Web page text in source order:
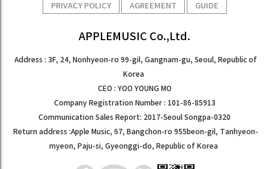
PRIVACY POLICY AGREEMENT GUIDE
APPLEMUSIC Co.,Ltd.
Address : 3F, 24, Nonhyeon-ro 99-gil, Gangnam-gu, Seoul, Republic of
Korea
CEO : YOO YOUNG MO
Company Registration Number : 101-86-85913
Communication Sales Report: 2017-Seoul Songpa-0320
Return address :Apple Music, 67, Bangchon-ro 955beon-gil, Tanhyeon-
myeon, Paju-si, Gyeonggi-do, Republic of Korea